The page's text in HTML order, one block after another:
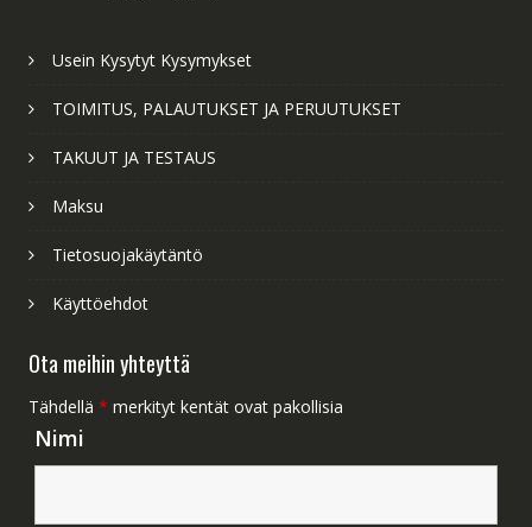
Usein Kysytyt Kysymykset
TOIMITUS, PALAUTUKSET JA PERUUTUKSET
TAKUUT JA TESTAUS
Maksu
Tietosuojakäytäntö
Käyttöehdot
Ota meihin yhteyttä
Tähdellä * merkityt kentät ovat pakollisia
Nimi